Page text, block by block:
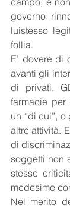
governo
luistesso
follia.
E’ dovere di
avanti gli
di privati,
farmacie
un “di cui”,
altre attività.
di
soggetti non
stesse
medesime
Nel merito